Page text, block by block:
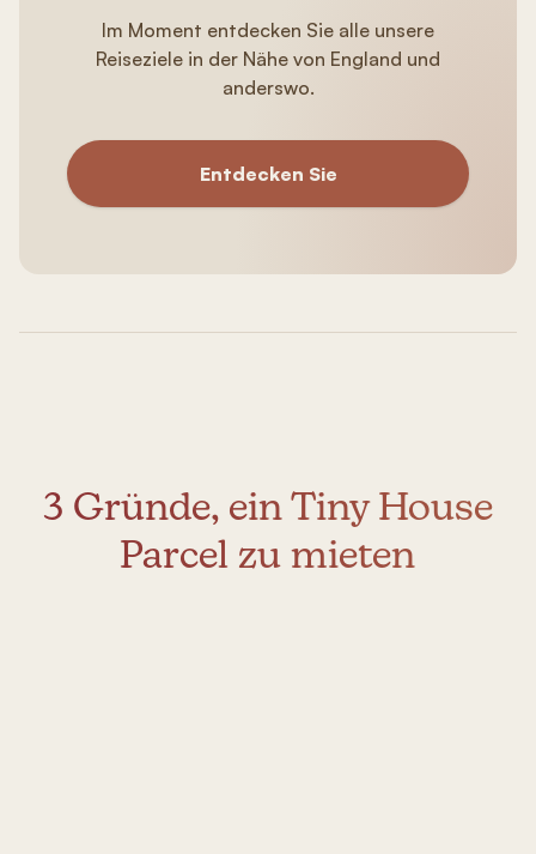
Im Moment entdecken Sie alle unsere
Reiseziele in der Nähe von England und
anderswo.
Entdecken Sie
3 Gründe, ein Tiny House
Parcel zu mieten